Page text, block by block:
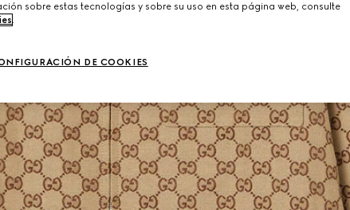
sobre estas tecnologías y sobre su uso en esta página web, consulte
.
DE COOKIES